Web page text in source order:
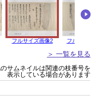
フルサイズ画像2 フルサイズ
＞ 一覧を見る
サムネイルは関連の枝番号を
表示している場合があります